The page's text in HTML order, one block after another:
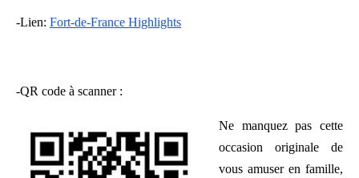
-Lien: Fort-de-France Highlights
-QR code à scanner :
Ne manquez pas cette
occasion originale de
vous amuser en famille,